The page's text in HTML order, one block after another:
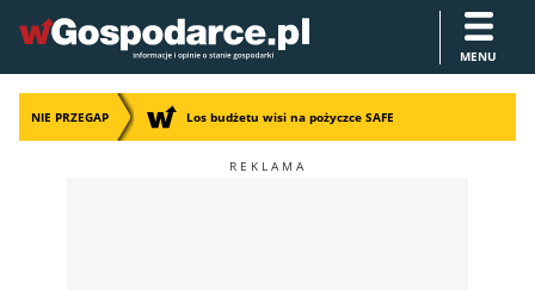
MENU
NIE PRZEGAP Los budżetu wisi na pożyczce SAFE